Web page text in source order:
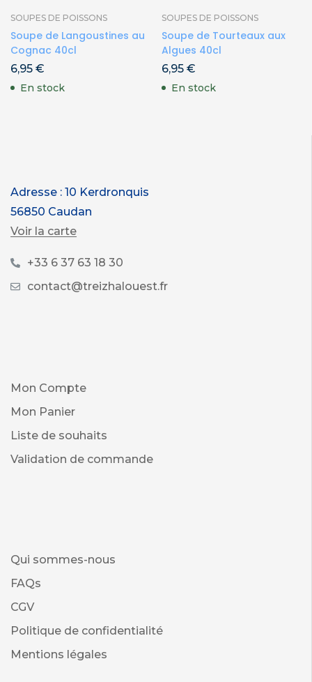
SOUPES DE POISSONS
Soupe de Langoustines au
Cognac 40cl
6,95 €
En stock
SOUPES DE POISSONS
Soupe de Tourteaux aux
Algues 40cl
6,95 €
En stock
Adresse : 10 Kerdronquis
56850 Caudan
Voir la carte
+33 6 37 63 18 30
contact@treizhalouest.fr
Mon Compte
Mon Panier
Liste de souhaits
Validation de commande
Qui sommes-nous
FAQs
CGV
Politique de confidentialité
Mentions légales